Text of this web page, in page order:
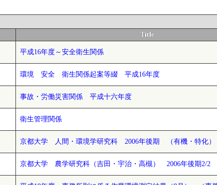
Title
平成16年度～安全衛生関係
環境 安全 衛生関係起案等綴 平成16年度
事故・労働災害関係 平成十六年度
衛生管理関係
京都大学 人間・環境学研究科 2006年後期 （有機・特化）
京都大学 農学研究科（吉田・宇治・高槻） 2006年後期2/2